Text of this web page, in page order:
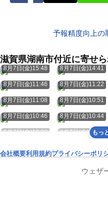
予報精度向上の
滋賀県湖南市付近に寄せ
8月7日(金)15:48 8月7日(金)14:41
8月7日(金)11:46 8月7日(金)11:22
8月7日(金)11:08 8月7日(金)10:51
8月7日(金)10:46 8月7日(金)10:44
8月7日(金)10:32 8月7日(金)10:29
もっ
会社概要利用規約プライバシーポリ
ウェザ